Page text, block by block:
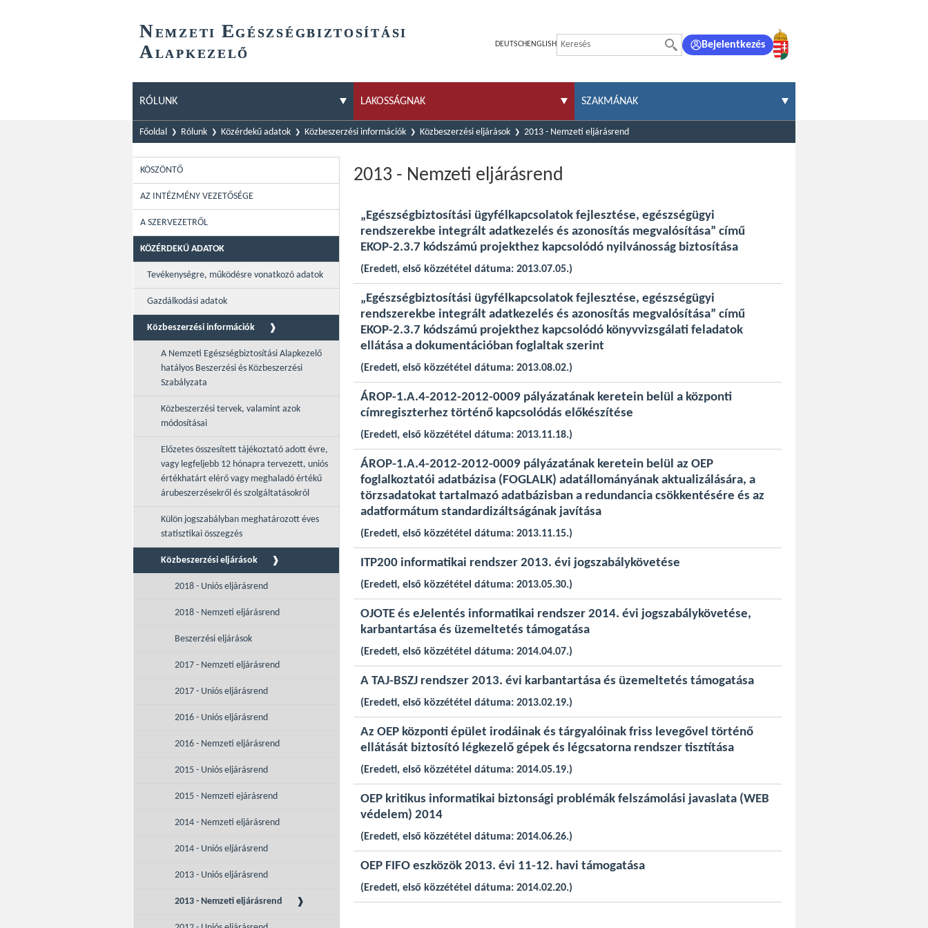
NEMZETI EGÉSZSÉGBIZTOSÍTÁSI
ALAPKEZELŐ
DEUTSCH ENGLISH Bejelentkezés
RÓLUNK LAKOSSÁGNAK SZAKMÁNAK
Főoldal Rólunk Közérdekű adatok Közbeszerzési információk Közbeszerzési eljárások 2013 - Nemzeti eljárásrend
KÖSZÖNTŐ
AZ INTÉZMÉNY VEZETŐSÉGE
A SZERVEZETRŐL
KÖZÉRDEKŰ ADATOK
Tevékenységre, működésre vonatkozó adatok
Gazdálkodási adatok
Közbeszerzési információk
A Nemzeti Egészségbiztosítási Alapkezelő
hatályos Beszerzési és Közbeszerzési
Szabályzata
Közbeszerzési tervek, valamint azok
módosításai
Előzetes összesített tájékoztató adott évre,
vagy legfeljebb 12 hónapra tervezett, uniós
értékhatárt elérő vagy meghaladó értékű
árubeszerzésekről és szolgáltatásokról
Külön jogszabályban meghatározott éves
statisztikai összegzés
Közbeszerzési eljárások
2018 - Uniós eljárásrend
2018 - Nemzeti eljárásrend
Beszerzési eljárások
2017 - Nemzeti eljárásrend
2017 - Uniós eljárásrend
2016 - Uniós eljárásrend
2016 - Nemzeti eljárásrend
2015 - Uniós eljárásrend
2015 - Nemzeti ejárásrend
2014 - Nemzeti eljárásrend
2014 - Uniós eljárásrend
2013 - Uniós eljárásrend
2013 - Nemzeti eljárásrend
2013 - Nemzeti eljárásrend
„Egészségbiztosítási ügyfélkapcsolatok fejlesztése, egészségügyi
rendszerekbe integrált adatkezelés és azonosítás megvalósítása” című
EKOP-2.3.7 kódszámú projekthez kapcsolódó nyilvánosság biztosítása
(Eredeti, első közzététel dátuma: 2013.07.05.)
„Egészségbiztosítási ügyfélkapcsolatok fejlesztése, egészségügyi
rendszerekbe integrált adatkezelés és azonosítás megvalósítása” című
EKOP-2.3.7 kódszámú projekthez kapcsolódó könyvvizsgálati feladatok
ellátása a dokumentációban foglaltak szerint
(Eredeti, első közzététel dátuma: 2013.08.02.)
ÁROP-1.A.4-2012-2012-0009 pályázatának keretein belül a központi
címregiszterhez történő kapcsolódás előkészítése
(Eredeti, első közzététel dátuma: 2013.11.18.)
ÁROP-1.A.4-2012-2012-0009 pályázatának keretein belül az OEP
foglalkoztatói adatbázisa (FOGLALK) adatállományának aktualizálására, a
törzsadatokat tartalmazó adatbázisban a redundancia csökkentésére és az
adatformátum standardizáltságának javítása
(Eredeti, első közzététel dátuma: 2013.11.15.)
ITP200 informatikai rendszer 2013. évi jogszabálykövetése
(Eredeti, első közzététel dátuma: 2013.05.30.)
OJOTE és eJelentés informatikai rendszer 2014. évi jogszabálykövetése,
karbantartása és üzemeltetés támogatása
(Eredeti, első közzététel dátuma: 2014.04.07.)
A TAJ-BSZJ rendszer 2013. évi karbantartása és üzemeltetés támogatása
(Eredeti, első közzététel dátuma: 2013.02.19.)
Az OEP központi épület irodáinak és tárgyalóinak friss levegővel történő
ellátását biztosító légkezelő gépek és légcsatorna rendszer tisztítása
(Eredeti, első közzététel dátuma: 2014.05.19.)
OEP kritikus informatikai biztonsági problémák felszámolási javaslata (WEB
védelem) 2014
(Eredeti, első közzététel dátuma: 2014.06.26.)
OEP FIFO eszközök 2013. évi 11-12. havi támogatása
(Eredeti, első közzététel dátuma: 2014.02.20.)